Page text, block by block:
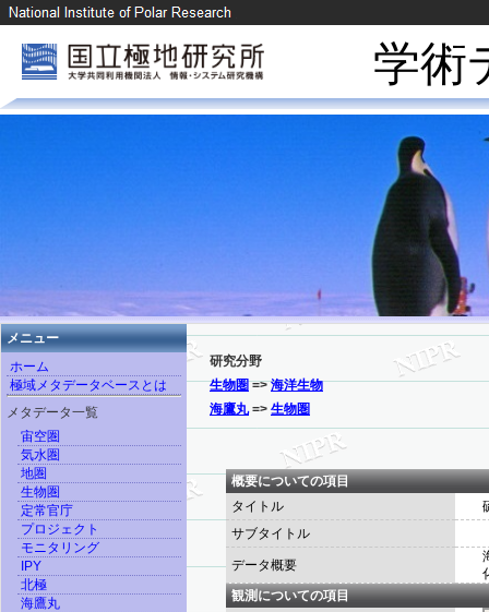
学術
メニュー
ホーム
極域メタデータベースとは
メタデータ一覧
宙空圏
気水圏
地圏
生物圏
定常官庁
プロジェクト
モニタリング
IPY
北極
海鷹丸
研究分野
生物圏=>海洋生物
海鷹丸=> 生物圏
概要についての項目
タイトル
サブタイトル
データ概要
観測についての項目